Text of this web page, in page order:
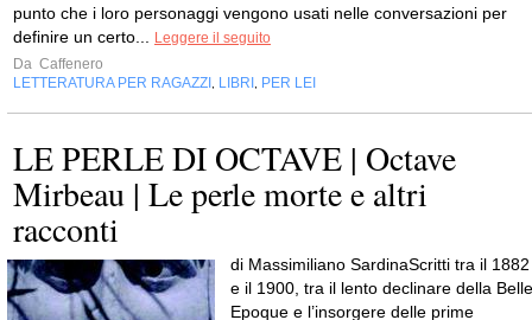
punto che i loro personaggi vengono usati nelle conversazioni per
definire un certo...
Leggere il seguito
Da Caffenero
LETTERATURA PER RAGAZZI
LIBRI PER LEI
LE PERLE DI OCTAVE | Octave
Mirbeau | Le perle morte e altri
racconti
di Massimiliano SardinaScritti tra il 1882
e il 1900, tra il lento declinare della Belle
Epoque e l’insorgere delle prime